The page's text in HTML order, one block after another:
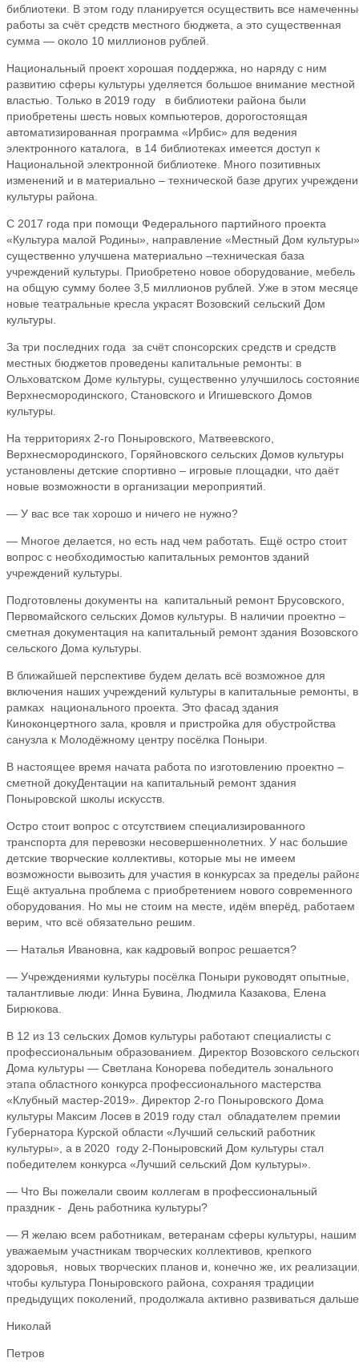
библиотеки. В этом году планируется осуществить все
работы за счёт средств местного бюджета, а это существенная
сумма — около 10 миллионов рублей.
Национальный проект хорошая поддержка, но наряду с ним
развитию сферы культуры уделяется большое внимание местной
властью. Только в 2019 году в библиотеки района были
приобретены шесть новых компьютеров, дорогостоящая
автоматизированная программа «Ирбис» для ведения
электронного каталога, в 14 библиотеках имеется доступ к
Национальной электронной библиотеке. Много позитивных
изменений и в материально – технической базе других
культуры района.
С 2017 года при помощи Федерального партийного проекта
«Культура малой Родины», направление «Местный Дом культуры»
существенно улучшена материально –техническая база
учреждений культуры. Приобретено новое оборудование, мебель
на общую сумму более 3,5 миллионов рублей. Уже в этом месяце
новые театральные кресла украсят Возовский сельский Дом
культуры.
За три последних года за счёт спонсорских средств и средств
местных бюджетов проведены капитальные ремонты: в
Ольховатском Доме культуры, существенно улучшилось
Верхнесмородинского, Становского и Игишевского Домов
культуры.
На территориях 2-го Поныровского, Матвеевского,
Верхнесмородинского, Горяйновского сельских Домов культуры
установлены детские спортивно – игровые площадки, что даёт
новые возможности в организации мероприятий.
— У вас все так хорошо и ничего не нужно?
— Многое делается, но есть над чем работать. Ещё остро стоит
вопрос с необходимостью капитальных ремонтов зданий
учреждений культуры.
Подготовлены документы на капитальный ремонт Брусовского,
Первомайского сельских Домов культуры. В наличии проектно –
сметная документация на капитальный ремонт здания Возовского
сельского Дома культуры.
В ближайшей перспективе будем делать всё возможное для
включения наших учреждений культуры в капитальные ремонты, в
рамках национального проекта. Это фасад здания
Киноконцертного зала, кровля и пристройка для обустройства
санузла к Молодёжному центру посёлка Поныри.
В настоящее время начата работа по изготовлению проектно –
сметной докуДентации на капитальный ремонт здания
Поныровской школы искусств.
Остро стоит вопрос с отсутствием специализированного
транспорта для перевозки несовершеннолетних. У нас большие
детские творческие коллективы, которые мы не имеем
возможности вывозить для участия в конкурсах за пределы
Ещё актуальна проблема с приобретением нового современного
оборудования. Но мы не стоим на месте, идём вперёд, работаем
верим, что всё обязательно решим.
— Наталья Ивановна, как кадровый вопрос решается?
— Учреждениями культуры посёлка Поныри руководят опытные,
талантливые люди: Инна Бувина, Людмила Казакова, Елена
Бирюкова.
В 12 из 13 сельских Домов культуры работают специалисты с
профессиональным образованием. Директор Возовского
Дома культуры — Светлана Конорева победитель зонального
этапа областного конкурса профессионального мастерства
«Клубный мастер-2019». Директор 2-го Поныровского Дома
культуры Максим Лосев в 2019 году стал обладателем премии
Губернатора Курской области «Лучший сельский работник
культуры», а в 2020 году 2-Поныровский Дом культуры стал
победителем конкурса «Лучший сельский Дом культуры».
— Что Вы пожелали своим коллегам в профессиональный
праздник - День работника культуры?
— Я желаю всем работникам, ветеранам сферы культуры, нашим
уважаемым участникам творческих коллективов, крепкого
здоровья, новых творческих планов и, конечно же, их
чтобы культура Поныровского района, сохраняя традиции
предыдущих поколений, продолжала активно развиваться
Николай
Петров